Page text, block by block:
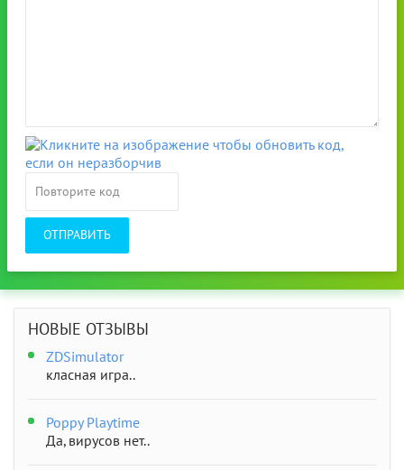
ОТПРАВИТЬ
НОВЫЕ ОТЗЫВЫ
ZDSimulator
класная игра..
Poppy Playtime
Да, вирусов нет..